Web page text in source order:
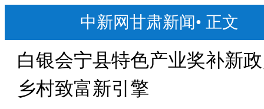
中新网甘肃新闻• 正文
白银会宁县特色产业奖补新
乡村致富新引擎